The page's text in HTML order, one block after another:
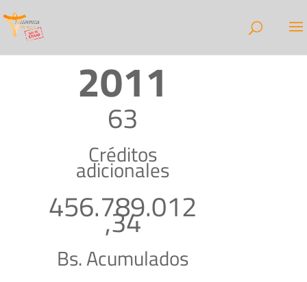
2011
63
Créditos
adicionales
456.789.012
,34
Bs. Acumulados